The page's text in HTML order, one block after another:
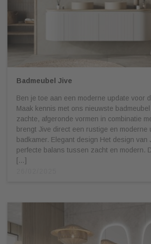
Badmeubel Jive
Ben je toe aan een moderne update voor
Maak kennis met ons nieuwste
zachte, afgeronde vormen in combinatie
brengt Jive direct een rustige en moderne
badkamer. Elegant design Het design van
perfecte balans tussen zacht en modern.
[…]